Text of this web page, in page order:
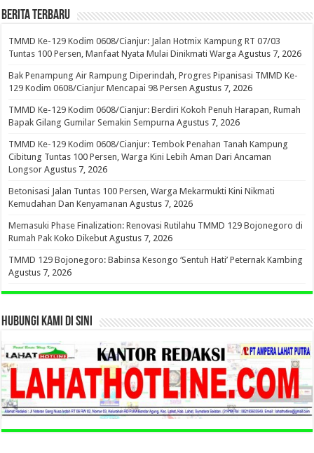
BERITA TERBARU
TMMD Ke-129 Kodim 0608/Cianjur: Jalan Hotmix Kampung RT 07/03
Tuntas 100 Persen, Manfaat Nyata Mulai Dinikmati Warga Agustus 7, 2026
Bak Penampung Air Rampung Diperindah, Progres Pipanisasi TMMD Ke-
129 Kodim 0608/Cianjur Mencapai 98 Persen Agustus 7, 2026
TMMD Ke-129 Kodim 0608/Cianjur: Berdiri Kokoh Penuh Harapan, Rumah
Bapak Gilang Gumilar Semakin Sempurna Agustus 7, 2026
TMMD Ke-129 Kodim 0608/Cianjur: Tembok Penahan Tanah Kampung
Cibitung Tuntas 100 Persen, Warga Kini Lebih Aman Dari Ancaman
Longsor Agustus 7, 2026
Betonisasi Jalan Tuntas 100 Persen, Warga Mekarmukti Kini Nikmati
Kemudahan Dan Kenyamanan Agustus 7, 2026
Memasuki Phase Finalization: Renovasi Rutilahu TMMD 129 Bojonegoro di
Rumah Pak Koko Dikebut Agustus 7, 2026
TMMD 129 Bojonegoro: Babinsa Kesongo ‘Sentuh Hati’ Peternak Kambing
Agustus 7, 2026
HUBUNGI KAMI DI SINI